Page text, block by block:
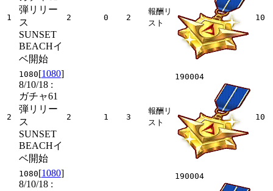
1
弾リリー
ス
SUNSET
BEACHイ
ベ開始
2 0 2
報酬リ
スト
10
2
1080[1080]
8/10/18 :
ガチャ61
弾リリー
ス
SUNSET
BEACHイ
ベ開始
2 1 3
報酬リ
スト
190004
10
1080[1080]
8/10/18 :
190004